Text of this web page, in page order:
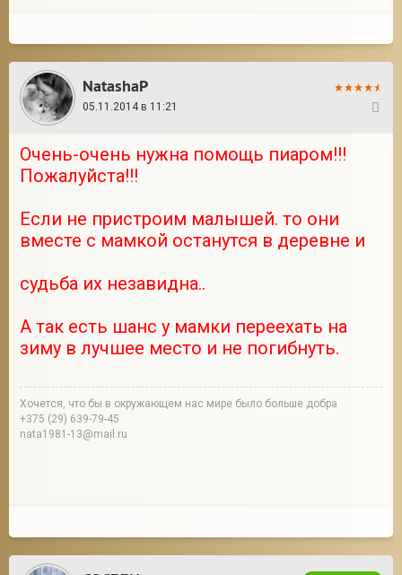
NatashaP
05.11.2014 в 11:21
Очень-очень нужна помощь пиаром!!!
Пожалуйста!!!
Если не пристроим малышей. то они
вместе с мамкой останутся в деревне и
судьба их незавидна..
А так есть шанс у мамки переехать на
зиму в лучшее место и не погибнуть.
Хочется, что бы в окружающем нас мире было больше добра
+375 (29) 639-79-45
nata1981-13@mail.ru